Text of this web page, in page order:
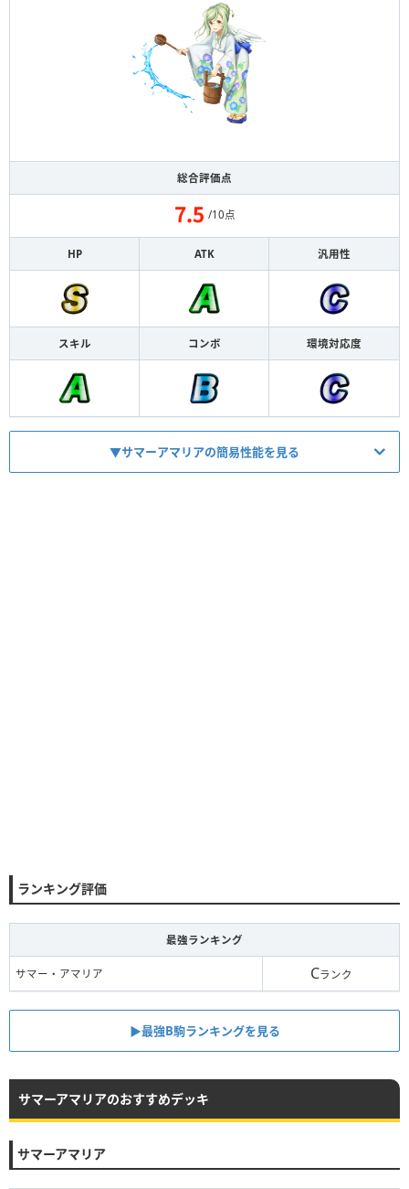
総合評価点
/10点
HP ATK 汎用性
スキル コンボ 環境対応度
▼サマーアマリアの簡易性能を見る
ランキング評価
最強ランキング
サマー・アマリア Cランク
▶︎最強B駒ランキングを見る
サマーアマリアのおすすめデッキ
サマーアマリア